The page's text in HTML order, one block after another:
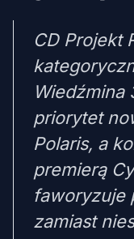
CD Projekt
Wiedźmina
priorytet
Polaris, a
premierą
faworyzuje
zamiast